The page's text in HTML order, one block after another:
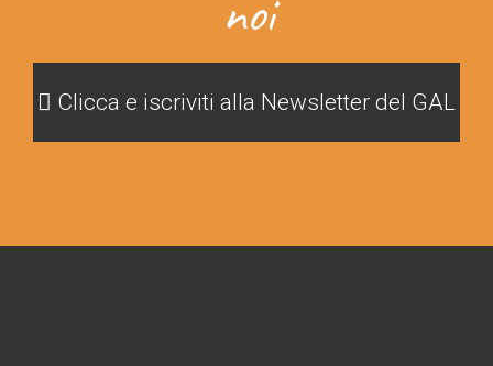
Clicca e iscriviti alla Newsletter del GAL